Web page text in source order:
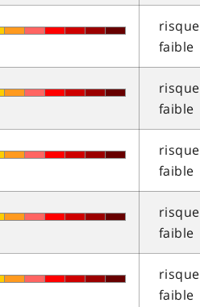
risque
faible
risque
faible
risque
faible
risque
faible
risque
faible